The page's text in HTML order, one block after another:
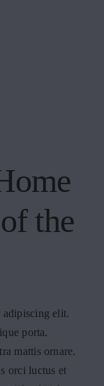
the
adipiscing elit.
porta.
mattis ornare.
orci luctus et